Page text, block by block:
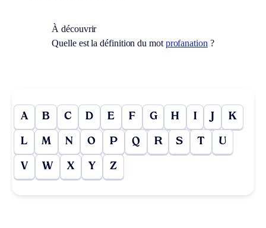
À découvrir
Quelle est la définition du mot profanation ?
A B C D E F G H I J K
L M N O P Q R S T U
V W X Y Z